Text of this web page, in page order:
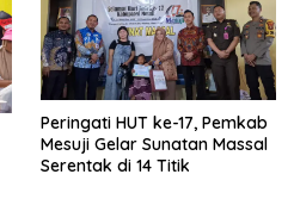
Peringati HUT ke-17, Pemkab
Mesuji Gelar Sunatan Massal
Serentak di 14 Titik